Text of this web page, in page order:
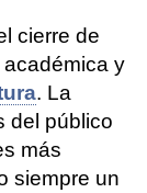
cierre de
y
. La
del público
más
siempre un